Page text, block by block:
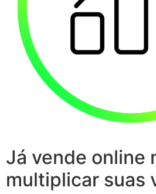
Já vende online
multiplicar suas